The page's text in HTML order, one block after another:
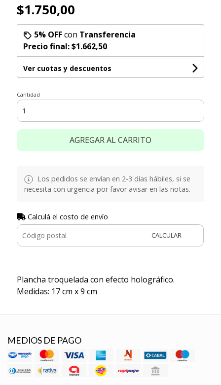
$1.750,00
5% OFFcon Transferencia
Precio final:$1.662,50
Ver cuotas y descuentos
Cantidad
AGREGAR AL CARRITO
Los pedidos se envían en 2-3 días hábiles, si se
necesita con urgencia por favor avisar en las notas.
Calculá el costo de envío
CALCULAR
Plancha troquelada con efecto holográfico.
Medidas: 17 cm x 9 cm
MEDIOS DE PAGO